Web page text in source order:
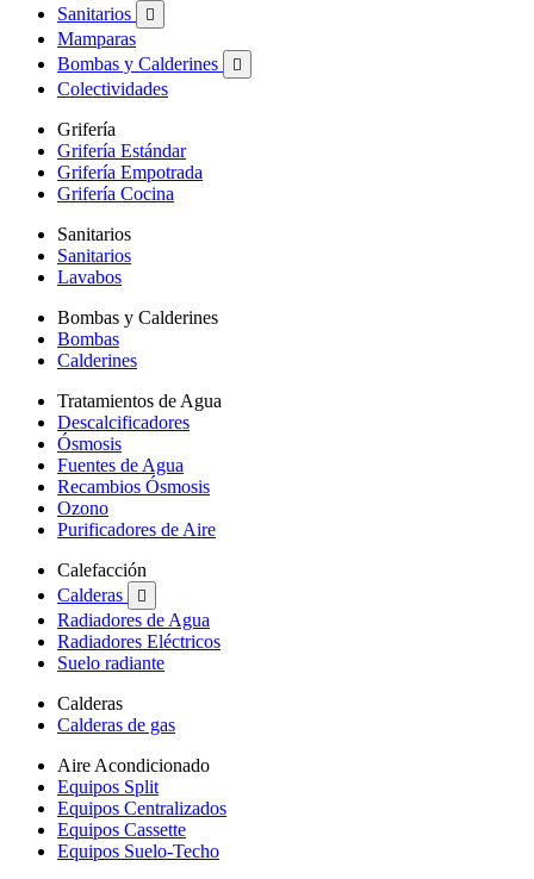
Sanitarios

Mamparas
Bombas y Calderines

Colectividades
Grifería
Grifería Estándar
Grifería Empotrada
Grifería Cocina
Sanitarios
Sanitarios
Lavabos
Bombas y Calderines
Bombas
Calderines
Tratamientos de Agua
Descalcificadores
Ósmosis
Fuentes de Agua
Recambios Ósmosis
Ozono
Purificadores de Aire
Calefacción
Calderas

Radiadores de Agua
Radiadores Eléctricos
Suelo radiante
Calderas
Calderas de gas
Aire Acondicionado
Equipos Split
Equipos Centralizados
Equipos Cassette
Equipos Suelo-Techo